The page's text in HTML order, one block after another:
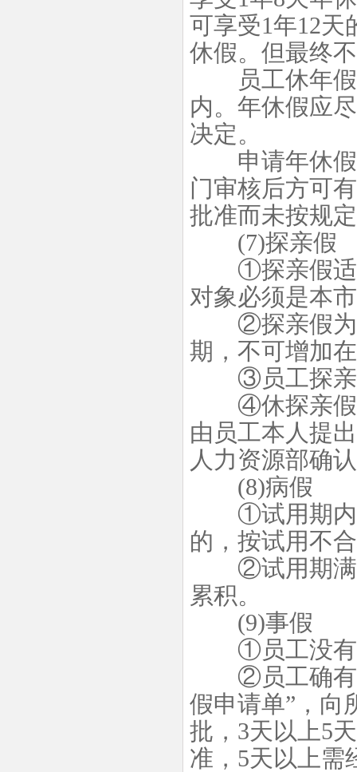
可享受1年12天
休假。但最终
员工休年假
内。年休假应
决定。
申请年休假
门审核后方可
批准而未按规
(7)探亲假
①探亲假适用
对象必须是本
②探亲假为
期，不可增加
③员工探亲假
④休探亲假的
由员工本人提
人力资源部确
(8)病假
①试用期内员
的，按试用不
②试用期满的
累积。
(9)事假
①员工没有
②员工确有特
假申请单”，向
批，3天以上5
准，5天以上需